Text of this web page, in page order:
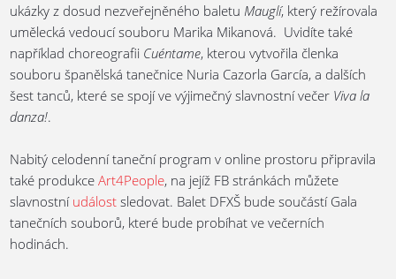
ukázky z dosud nezveřejněného baletu Mauglí, který režírovala
umělecká vedoucí souboru Marika Mikanová. Uvidíte také
například choreografii Cuéntame, kterou vytvořila členka
souboru španělská tanečnice Nuria Cazorla García, a dalších
šest tanců, které se spojí ve výjimečný slavnostní večer Viva la
danza!.
Nabitý celodenní taneční program v online prostoru připravila
také produkceArt4People, na jejíž FB stránkách můžete
slavnostní událost sledovat. Balet DFXŠ bude součástí Gala
tanečních souborů, které bude probíhat ve večerních
hodinách.